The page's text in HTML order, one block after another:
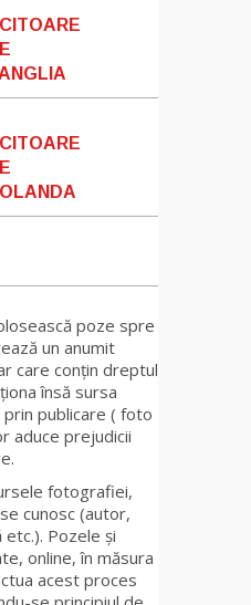
poze spre
un anumit
care conțin dreptul
însă sursa
publicare ( foto
aduce prejudicii
fotografiei,
cunosc (autor,
Pozele și
online, în măsura
acest proces